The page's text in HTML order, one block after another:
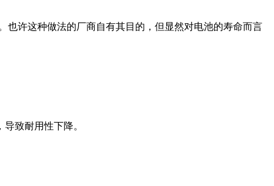
许这种做法的厂商自有其目的，但显然对电池的寿命而言
致耐用性下降。